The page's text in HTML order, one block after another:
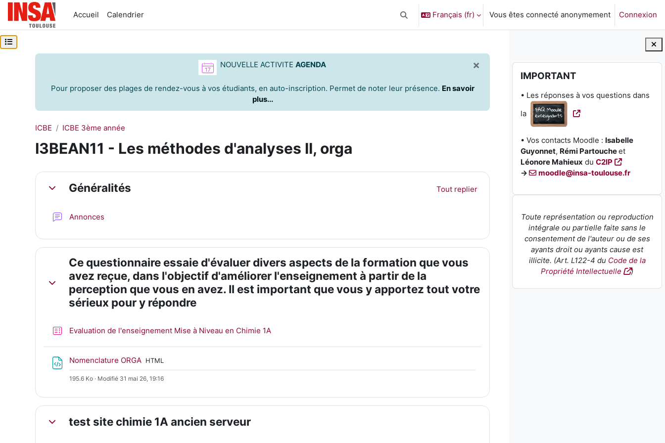
Passer au contenu principal
Accueil
Calendrier Activer/désactiver la saisie de recherche
Français ‎(fr)‎ Vous êtes connecté anonymement Connexion
Blocs
Passer IMPORTANT
IMPORTANT
• Les réponses à vos questions dans
la
• Vos contacts Moodle : Isabelle
Guyonnet, Rémi Partoucheet
Léonore Mahieux duC2IP
→
moodle@insa-toulouse.fr
Toute représentation ou reproduction
intégrale ou partielle faite sans le
consentement de l'auteur ou de ses
ayants droit ou ayants cause est
illicite. (Art. L122-4 du Code de la
Propriété Intellectuelle
)
Ouvrir l’index du cours
×
NOUVELLE ACTIVITE AGENDA
Pour proposer des plages de rendez-vous à vos étudiants, en auto-inscription. Permet de noter leur présence. En savoir
plus...
ICBE ICBE 3ème année
I3BEAN11 - Les méthodes d'analyses II, orga
Résumé de section
ReplierGénéralités Tout replier
Annonces
Replier
Ce questionnaire essaie d'évaluer divers aspects de la formation que vous
avez reçue, dans l'objectif d'améliorer l'enseignement à partir de la
perception que vous en avez. Il est important que vous y apportez tout votre
sérieux pour y répondre
Evaluation de l'enseignement Mise à Niveau en Chimie 1ATest
Nomenclature ORGA Fichier
HTML
195.6 Ko · Modifié 31 mai 26, 19:16
Repliertest site chimie 1A ancien serveur